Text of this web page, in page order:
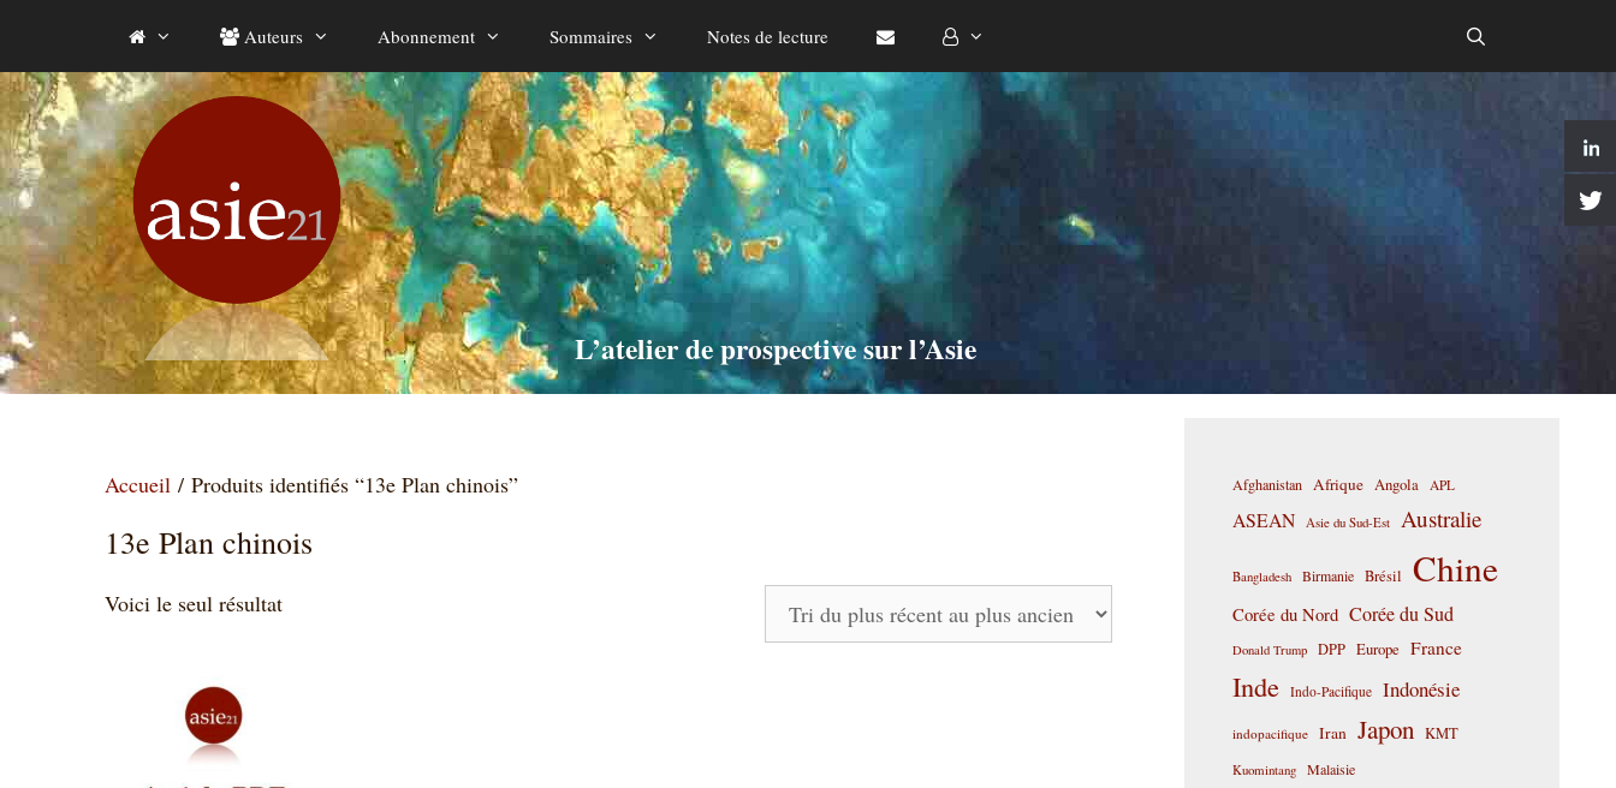
contenu
Auteurs Abonnement Sommaires Notes de lecture
L’atelier de prospective sur l’Asie
Accueil / Produits identifiés “13e Plan chinois”
13e Plan chinois
Voici le seul résultat
Afghanistan Afrique Angola APL
ASEAN Asie du Sud-Est Australie
Bangladesh Birmanie Brésil Chine
Corée du Nord Corée du Sud
Donald Trump DPP Europe France
Inde Indo-Pacifique Indonésie
indopacifique Iran Japon KMT
Kuomintang Malaisie